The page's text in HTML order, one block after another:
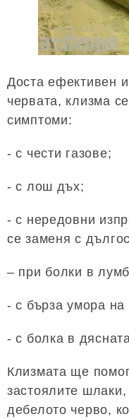
Доста ефективен
червата, клизма
симптоми:
- с чести газове;
- с лош дъх;
- с нередовни
се заменя с
– при болки в
- с бърза умора на
- с болка в
Клизмата ще
застоялите
дебелото черво,